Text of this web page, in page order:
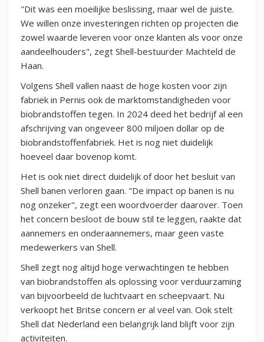
"Dit was een moeilijke beslissing, maar wel de juiste.
We willen onze investeringen richten op projecten die
zowel waarde leveren voor onze klanten als voor onze
aandeelhouders", zegt Shell-bestuurder Machteld de
Haan.
Volgens Shell vallen naast de hoge kosten voor zijn
fabriek in Pernis ook de marktomstandigheden voor
biobrandstoffen tegen. In 2024 deed het bedrijf al een
afschrijving van ongeveer 800 miljoen dollar op de
biobrandstoffenfabriek. Het is nog niet duidelijk
hoeveel daar bovenop komt.
Het is ook niet direct duidelijk of door het besluit van
Shell banen verloren gaan. "De impact op banen is nu
nog onzeker", zegt een woordvoerder daarover. Toen
het concern besloot de bouw stil te leggen, raakte dat
aannemers en onderaannemers, maar geen vaste
medewerkers van Shell.
Shell zegt nog altijd hoge verwachtingen te hebben
van biobrandstoffen als oplossing voor verduurzaming
van bijvoorbeeld de luchtvaart en scheepvaart. Nu
verkoopt het Britse concern er al veel van. Ook stelt
Shell dat Nederland een belangrijk land blijft voor zijn
activiteiten.